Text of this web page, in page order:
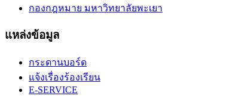
กองกฎหมาย มหาวิทยาลัยพะเยา
แหล่งข้อมูล
กระดานบอร์ด
แจ้งเรื่องร้องเรียน
E-SERVICE